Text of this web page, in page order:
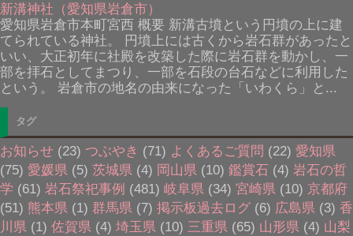
新溝神社（愛知県岩倉市）
愛知県岩倉市本町宮西 概要 新溝古墳という円墳の上に建
てられている神社。 円墳上には古くから岩石群があったと
いい、大正初年に社殿を改築した際に岩石群を動かし、一
部を拝石としてまつり、一部を石段の台石などに利用した
という。 岩倉市の地名の由来になった「いわくら」と...
タグ
お知らせ (23) つぶやき (71) よくあるご質問 (22) 愛知県
(75) 愛媛県 (5) 茨城県 (4) 岡山県 (10) 鑑賞石 (4) 岩石の哲
学 (61) 岩石祭祀事例 (481) 岐阜県 (34) 宮崎県 (10) 京都府
(51) 熊本県 (1) 群馬県 (7) 掲示板過去ログ (6) 広島県 (3) 香
川県 (1) 佐賀県 (4) 埼玉県 (10) 三重県 (65) 山形県 (4) 山梨